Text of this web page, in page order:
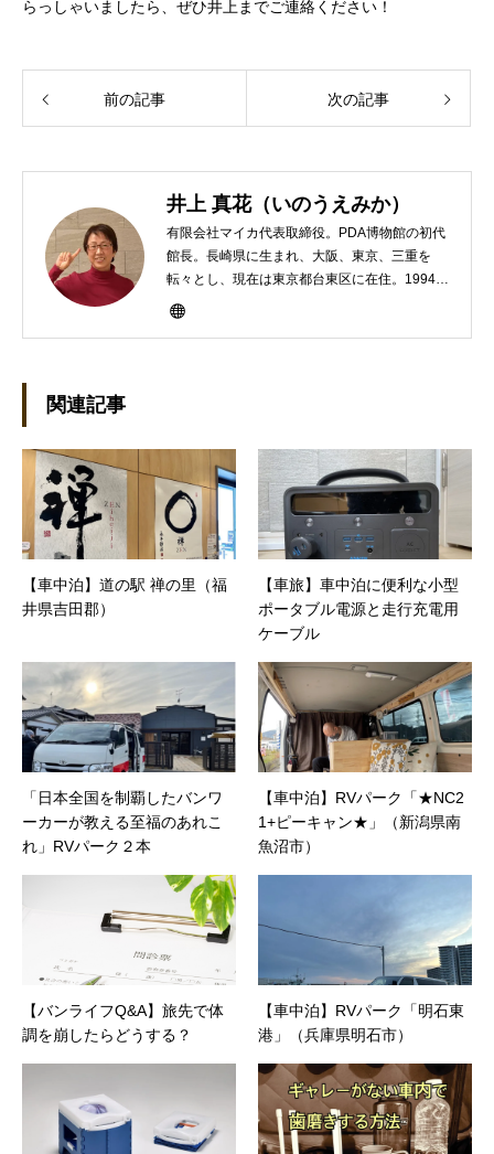
らっしゃいましたら、ぜひ井上までご連絡ください！
前の記事 次の記事
井上 真花（いのうえみか）
有限会社マイカ代表取締役。PDA博物館の初代
館長。長崎県に生まれ、大阪、東京、三重を
転々とし、現在は東京都台東区に在住。1994年
にHP100LXと出会ったのをきかっけに、フリ
制作。プライベートでは、井上円了哲学塾の第
一期修了生として「哲学カフェ＠神保町」の世
話人、2020年以降は「なごテツ」のオンライン
カフェの世話人を務める。趣味は考えること。
関連記事
【車中泊】道の駅 禅の里（福
井県吉田郡）
【車旅】車中泊に便利な小型
ポータブル電源と走行充電用
ケーブル
「日本全国を制覇したバンワ
ーカーが教える至福のあれこ
れ」RVパーク２本
【車中泊】RVパーク「★NC2
1+ピーキャン★」（新潟県南
魚沼市）
【バンライフQ&A】旅先で体
調を崩したらどうする？
【車中泊】RVパーク「明石東
港」（兵庫県明石市）